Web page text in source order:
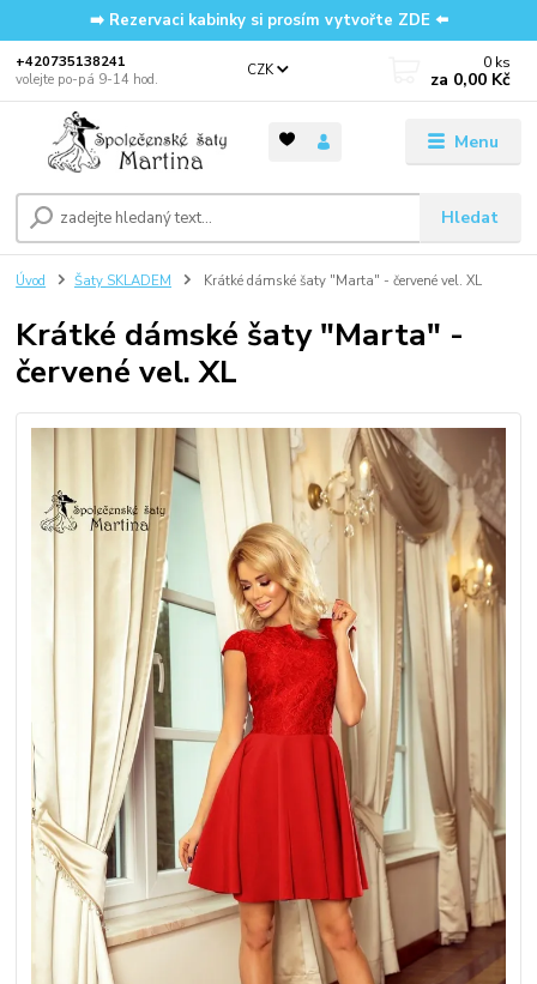
➡️ Rezervaci kabinky si prosím vytvořte ZDE ⬅️
Menu
CZK
Hledat
‭+420735138241
volejte po-pá 9-14 hod.
0 ks
za 0,00 Kč
Úvod Šaty SKLADEM Krátké dámské šaty "Marta" - červené vel. XL
Krátké dámské šaty "Marta" -
červené vel. XL